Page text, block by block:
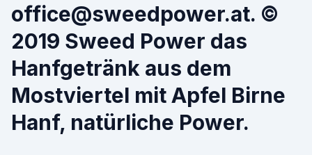
office@sweedpower.at. ©
2019 Sweed Power das
Hanfgetränk aus dem
Mostviertel mit Apfel Birne
Hanf, natürliche Power.